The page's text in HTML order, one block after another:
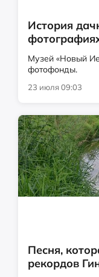
История
Музей «Новый
фотофонды.
23 июля 09:03
Песня,
рекордов